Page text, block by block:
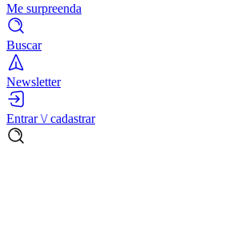
Me surpreenda
Buscar
Newsletter
Entrar \/ cadastrar